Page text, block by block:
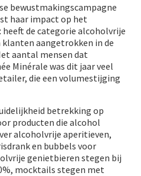
bewustmakingscampagne
haar impact op het
heeft de categorie alcoholvrije
klanten aangetrokken in de
aantal mensen dat
Minérale was dit jaar veel
die een volumestijging
betrekking op
producten die alcohol
alcoholvrije aperitieven,
en bubbels voor
genietbieren stegen bij
mocktails stegen met